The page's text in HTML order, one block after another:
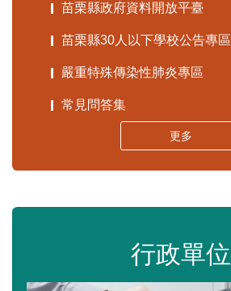
苗栗縣政府資料開放平臺
苗栗縣30人以下學校公告專區
嚴重特殊傳染性肺炎專區
常見問答集
更多
行政單位